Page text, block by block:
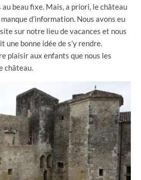
au beau fixe. Mais, a priori, le château
d’information. Nous avons eu
sur notre lieu de vacances et nous
une bonne idée de s’y rendre.
plaisir aux enfants que nous les
château.